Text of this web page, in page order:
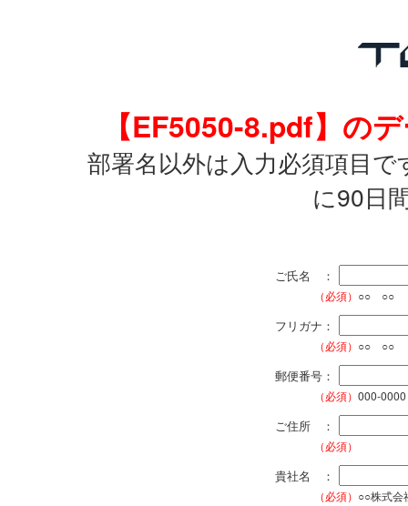
【EF5050-8.pdf】の
部署名以外は入力必須項目
に90日
ご氏名 ：
（必須） ○○ ○○
フリガナ：
（必須） ○○ ○○
郵便番号：
（必須） 000-0000
ご住所 ：
（必須）
貴社名 ：
（必須） ○○株式会